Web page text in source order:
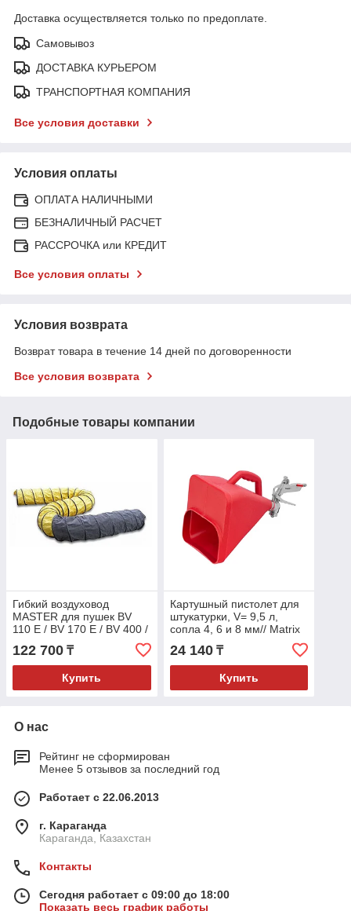
Доставка осуществляется только по предоплате.
Самовывоз
ДОСТАВКА КУРЬЕРОМ
ТРАНСПОРТНАЯ КОМПАНИЯ
Все условия доставки
Условия оплаты
ОПЛАТА НАЛИЧНЫМИ
БЕЗНАЛИЧНЫЙ РАСЧЕТ
РАССРОЧКА или КРЕДИТ
Все условия оплаты
Условия возврата
Возврат товара в течение 14 дней по договоренности
Все условия возврата
Подобные товары компании
Гибкий воздуховод
MASTER для пушек BV
110 E / BV 170 E / BV 400 /
BV 500 / B 30 EPR - 7,6 м -
407 мм
122 700 ₸
Купить
Картушный пистолет для
штукатурки, V= 9,5 л,
сопла 4, 6 и 8 мм// Matrix
24 140₸
Купить
О нас
Рейтинг не сформирован
Менее 5 отзывов за последний год
Работает с 22.06.2013
г. Караганда
Караганда, Казахстан
Контакты
Сегодня работает с 09:00 до 18:00
Показать весь график работы